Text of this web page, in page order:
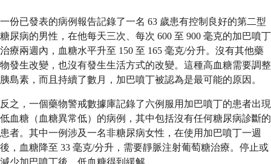
一份已發表的病例報告記錄了一名 63 歲患有控制良好的第二型
糖尿病的男性，在他每天三次、每次 600 至 900 毫克的加巴噴丁
治療兩週內，血糖水平升至 150 至 165 毫克/分升。沒有其他藥
物發生改變，也沒有發生生活方式的改變。這種高血糖需要調整
胰島素，而且持續了數月，加巴噴丁被認為是最可能的原因。
反之，一個藥物警戒數據庫記錄了六例服用加巴噴丁的患者出現
低血糖（血糖異常低）的病例，其中包括沒有任何糖尿病診斷的
患者。其中一例涉及一名非糖尿病女性，在使用加巴噴丁一週
後，血糖降至 33 毫克/分升，需要靜脈注射葡萄糖治療。停止或
減少加巴噴丁後，低血糖得到緩解。